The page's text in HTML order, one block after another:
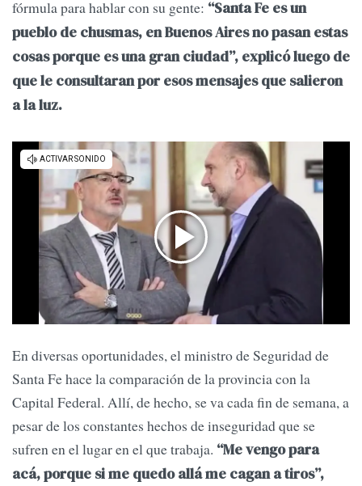
fórmula para hablar con su gente: “Santa Fe es un
pueblo de chusmas, en Buenos Aires no pasan estas
cosas porque es una gran ciudad”, explicó luego de
que le consultaran por esos mensajes que salieron
a la luz.
En diversas oportunidades, el ministro de Seguridad de
Santa Fe hace la comparación de la provincia con la
Capital Federal. Allí, de hecho, se va cada fin de semana, a
pesar de los constantes hechos de inseguridad que se
sufren en el lugar en el que trabaja. “Me vengo para
acá, porque si me quedo allá me cagan a tiros”,